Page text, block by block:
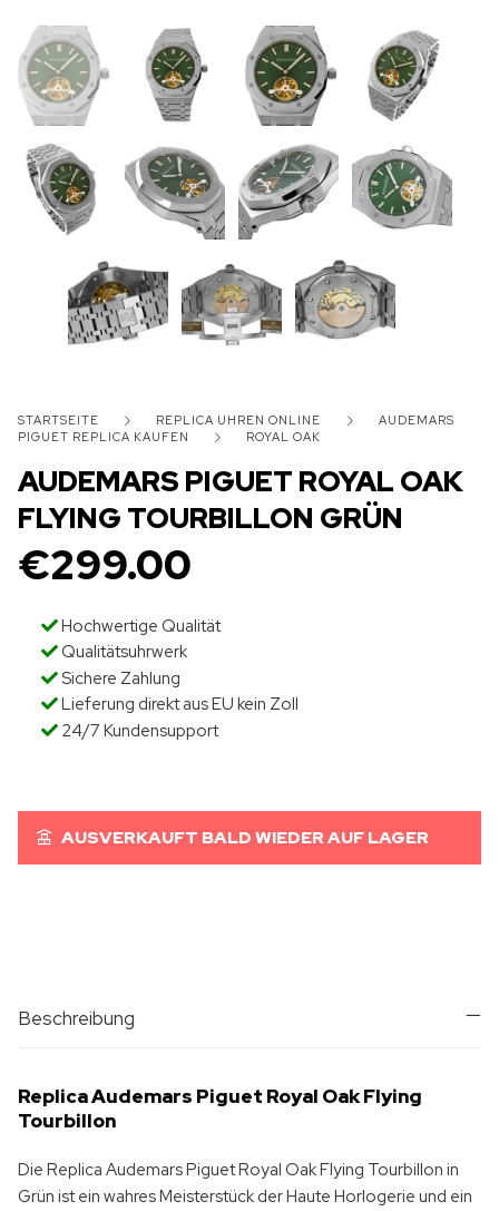
STARTSEITE REPLICA UHREN ONLINE
AUDEMARS
PIGUET REPLICA KAUFEN
ROYAL OAK
AUDEMARS PIGUET ROYAL OAK
FLYING TOURBILLON GRÜN
€299.00
Hochwertige Qualität
Qualitätsuhrwerk
Sichere Zahlung
Lieferung direkt aus EU kein Zoll
24/7 Kundensupport
AUSVERKAUFT BALD WIEDER AUF LAGER
Beschreibung
Replica Audemars Piguet Royal Oak Flying
Tourbillon
Die Replica Audemars Piguet Royal Oak Flying Tourbillon in
Grün ist ein wahres Meisterstück der Haute Horlogerie und ein